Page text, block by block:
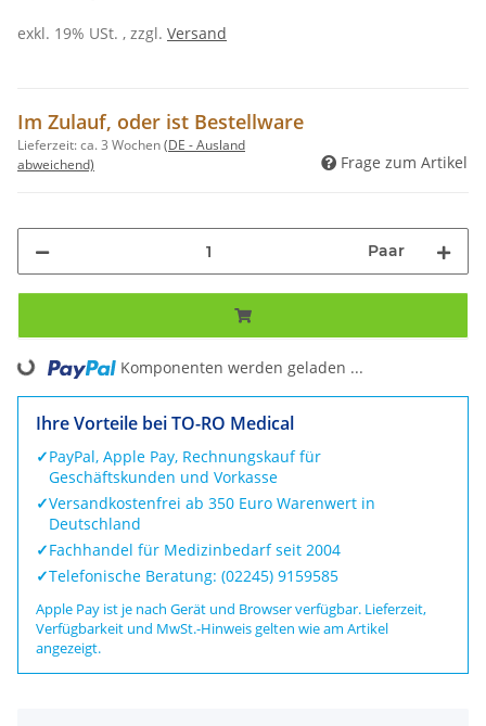
exkl. 19% USt. , zzgl. Versand
Im Zulauf, oder ist Bestellware
Lieferzeit:ca. 3 Wochen(DE - Ausland
abweichend)
Frage zum Artikel
Paar
Loading... Komponenten werden geladen ...
Ihre Vorteile bei TO-RO Medical
✓PayPal, Apple Pay, Rechnungskauf für
Geschäftskunden und Vorkasse
✓Versandkostenfrei ab 350 Euro Warenwert in
Deutschland
✓Fachhandel für Medizinbedarf seit 2004
✓Telefonische Beratung: (02245) 9159585
Apple Pay ist je nach Gerät und Browser verfügbar. Lieferzeit,
Verfügbarkeit und MwSt.-Hinweis gelten wie am Artikel
angezeigt.